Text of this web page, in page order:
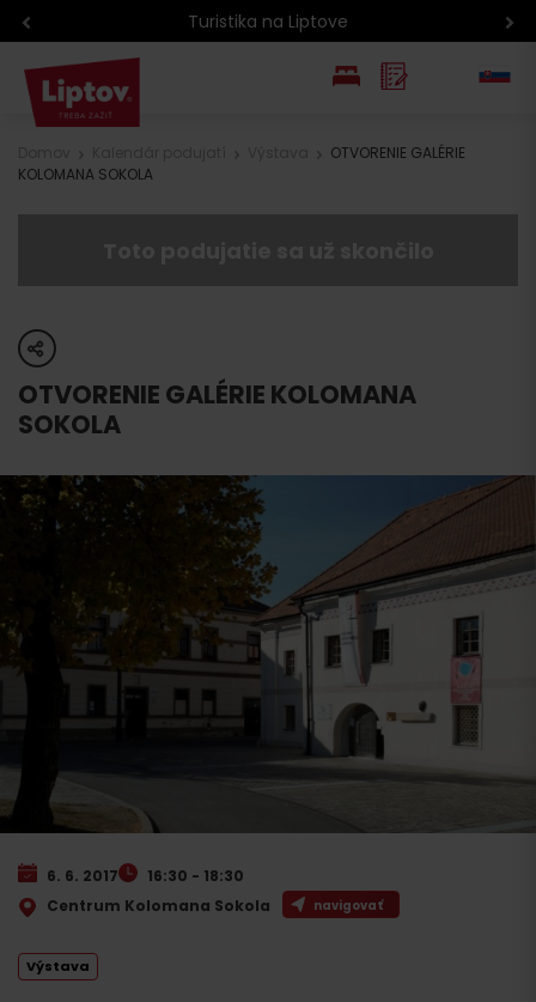
Turistika na Liptove
OTVORENIE GALÉRIE
KOLOMANA SOKOLA
share
OTVORENIE GALÉRIE KOLOMANA
SOKOLA
6. 6. 2017
16:30 - 18:30
Centrum Kolomana Sokola
navigovať
Výstava